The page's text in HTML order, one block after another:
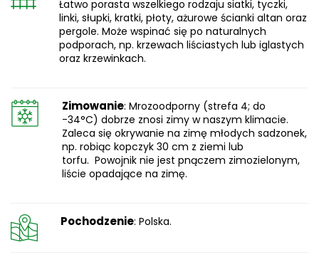
Łatwo porasta wszelkiego rodzaju siatki, tyczki,
linki, słupki, kratki, płoty, ażurowe ścianki altan oraz
pergole. Może wspinać się po naturalnych
podporach, np. krzewach liściastych lub iglastych
oraz krzewinkach.
Zimowanie: Mrozoodporny (strefa 4; do
-34°C) dobrze znosi zimy w naszym klimacie.
Zaleca się okrywanie na zimę młodych sadzonek,
np. robiąc kopczyk 30 cm z ziemi lub
torfu. Powojnik nie jest pnączem zimozielonym,
liście opadające na zimę.
Pochodzenie: Polska.